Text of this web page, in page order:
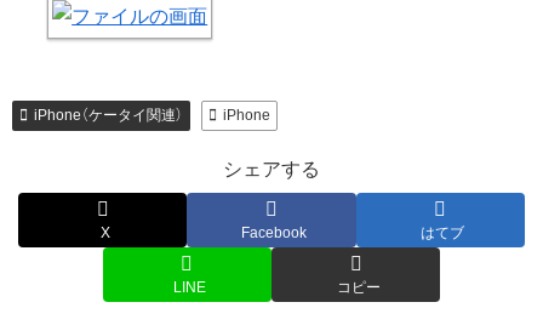
iPhone（ケータイ関連） iPhone
シェアする
X Facebook はてブ
LINE コピー